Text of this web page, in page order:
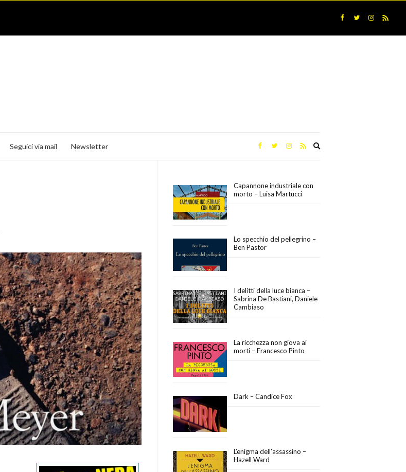
Seguici via mail Newsletter
Capannone industriale con
morto – Luisa Martucci
Lo specchio del pellegrino –
Ben Pastor
I delitti della luce bianca –
Sabrina De Bastiani, Daniele
Cambiaso
La ricchezza non giova ai
morti – Francesco Pinto
Dark – Candice Fox
L’enigma dell’assassino –
Hazell Ward